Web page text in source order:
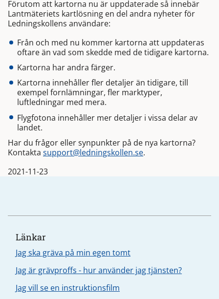
Förutom att kartorna nu är uppdaterade så innebär
Lantmäteriets kartlösning en del andra nyheter för
Ledningskollens användare:
Från och med nu kommer kartorna att uppdateras
oftare än vad som skedde med de tidigare kartorna.
Kartorna har andra färger.
Kartorna innehåller fler detaljer än tidigare, till
exempel fornlämningar, fler marktyper,
luftledningar med mera.
Flygfotona innehåller mer detaljer i vissa delar av
landet.
Har du frågor eller synpunkter på de nya kartorna?
Kontakta support@ledningskollen.se.
2021-11-23
Länkar
Jag ska gräva på min egen tomt
Jag är grävproffs - hur använder jag tjänsten?
Jag vill se en instruktionsfilm